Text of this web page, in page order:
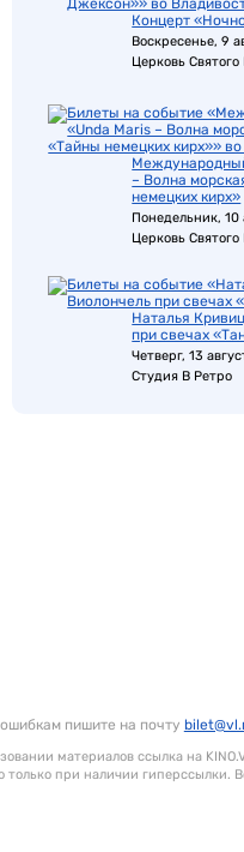
Концерт
Воскресенье, 9
Церковь Святого
– Волна
немецких кирх»
Понедельник, 10
Церковь Святого
Наталья
при свечах
Четверг, 13
Студия В Ретро
пишите на почту
материалов ссылка на
при наличии гиперссылки.